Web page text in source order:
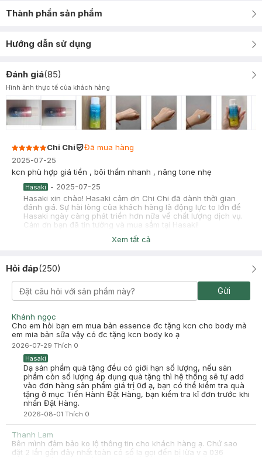
Thành phần sản phẩm
Hướng dẫn sử dụng
Đánh giá(85)
Hình ảnh thực tế của khách hàng
Chi Chi
Đã mua hàng
2025-07-25
kcn phù hợp giá tiền , bôi thấm nhanh , nâng tone nhẹ
Hasaki - 2025-07-25
Hasaki xin chào! Hasaki cảm ơn Chi Chi đã dành thời gian
đánh giá. Sự hài lòng của khách hàng là động lực to lớn để
Hasaki ngày càng phát triển hơn nữa về chất lượng dịch vụ.
Cảm ơn bạn đã tin tưởng và mua sắm tại Hasaki!
Long Nguyễn Đăng
Đã mua hàng
ok hài lòng nha mấy ní tuy nâng tông ko mạnh lắm nhma bám
Hasaki -2025-05-12
Hasaki xin chào! Hasaki cảm ơn Long Nguyễn Đăng đã dành
thời gian đánh giá. Sự hài lòng của khách hàng là động lực to
lớn để Hasaki ngày càng phát triển hơn nữa về chất lượng
dịch vụ. Cảm ơn bạn đã tin tưởng và mua sắm tại Hasaki!
Xem tất cả
Hỏi đáp(250)
Gửi
Khánh ngọc
Cho em hòi bạn em mua bản essence đc tặng kcn cho body mà
em mia bản sữa vậy có đc tặng kcn body ko ạ
2026-07-29 Thích 0
Hasaki
Dạ sản phẩm quà tặng đều có giới hạn số lượng, nếu sản
phẩm còn số lượng áp dụng quà tặng thì hệ thống sẽ tự add
vào đơn hàng sản phẩm giá trị 0đ ạ, bạn có thể kiểm tra quà
tặng ở mục Tiến Hành Đặt Hàng, bạn kiểm tra kĩ đơn trước khi
nhấn Đặt Hàng.
2026-08-01 Thích 0
Thanh Lam
Bên mình đảm bảo ko lộ thông tin cho khách hàng ạ. Chứ sao
đặt 2 lần gần đây nhất toàn có số lạ gọi đến bị lừa v ạ 036